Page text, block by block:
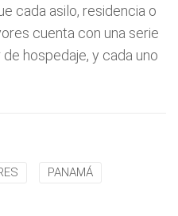
cada asilo, residencia o
cuenta con una serie
hospedaje, y cada uno
PANAMÁ